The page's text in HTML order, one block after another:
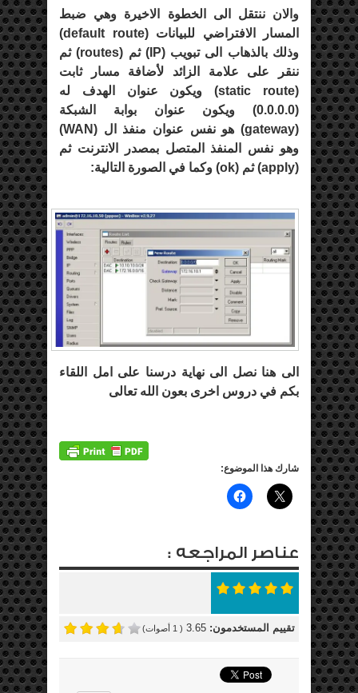
والان ننتقل الى الخطوة الاخيرة وهي ضبط
المسار الافتراضي للبيانات (default route
)
وذلك بالذهاب الى تبويب (IP) ثم (routes) ثم
ننقر على علامة الزائد لأضافة مسار ثابت
(
static route) ويكون عنوان الهدف له
(
0.0.0.0) ويكون عنوان بوابة الشبكة
(
gateway) هو نفس عنوان منفذ ال (WAN
)
وهو نفس المنفذ المتصل بمصدر الانترنت ثم
(
apply) ثم (ok) وكما في الصورة التالية:
الى هنا نصل الى نهاية درسنا على امل اللقاء
بكم في دروس اخرى بعون الله تعالى
شارك هذا الموضوع:
عناصر المراجعه :
تقييم المستخدمون: 3.65
(
1 أصوات)